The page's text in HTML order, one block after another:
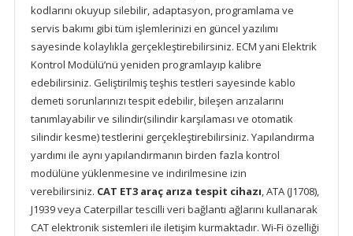
kodlarını okuyup silebilir, adaptasyon, programlama ve
servis bakımı gibi tüm işlemlerinizi en güncel yazılımı
sayesinde kolaylıkla gerçekleştirebilirsiniz. ECM yani Elektrik
Kontrol Modülü’nü yeniden programlayıp kalibre
edebilirsiniz. Geliştirilmiş teşhis testleri sayesinde kablo
demeti sorunlarınızı tespit edebilir, bileşen arızalarını
tanımlayabilir ve silindir(silindir karşılaması ve otomatik
silindir kesme) testlerini gerçekleştirebilirsiniz. Yapılandırma
yardımı ile aynı yapılandırmanın birden fazla kontrol
modülüne yüklenmesine ve indirilmesine izin
verebilirsiniz. CAT ET3 araç arıza tespit cihazı, ATA (J1708),
J1939 veya Caterpillar tescilli veri bağlantı ağlarını kullanarak
CAT elektronik sistemleri ile iletişim kurmaktadır. Wi-Fi özelliği